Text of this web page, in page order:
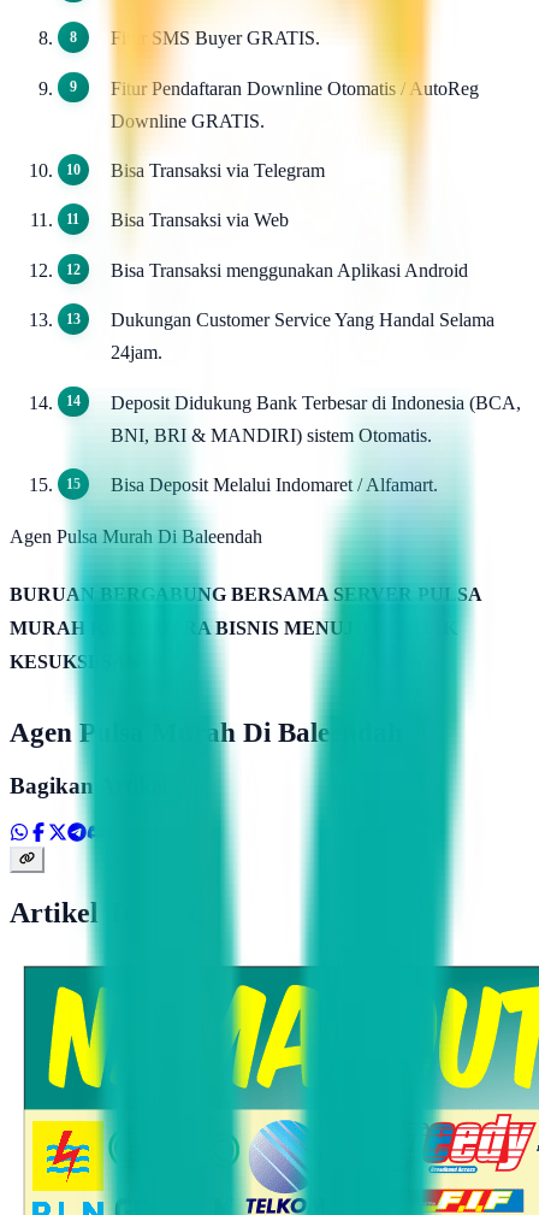
Fitur SMS Buyer GRATIS.
Fitur Pendaftaran Downline Otomatis / AutoReg
Downline GRATIS.
Bisa Transaksi via Telegram
Bisa Transaksi via Web
Bisa Transaksi menggunakan Aplikasi Android
Dukungan Customer Service Yang Handal Selama
24jam.
Deposit Didukung Bank Terbesar di Indonesia (BCA,
BNI, BRI & MANDIRI) sistem Otomatis.
Bisa Deposit Melalui Indomaret / Alfamart.
Agen Pulsa Murah Di Baleendah
BURUAN BERGABUNG BERSAMA SERVER PULSA
MURAH KAMIMITRA BISNIS MENUJU PUNCAK
KESUKSESAN
Agen Pulsa Murah Di Baleendah
Bagikan Artikel
Artikel Terkait